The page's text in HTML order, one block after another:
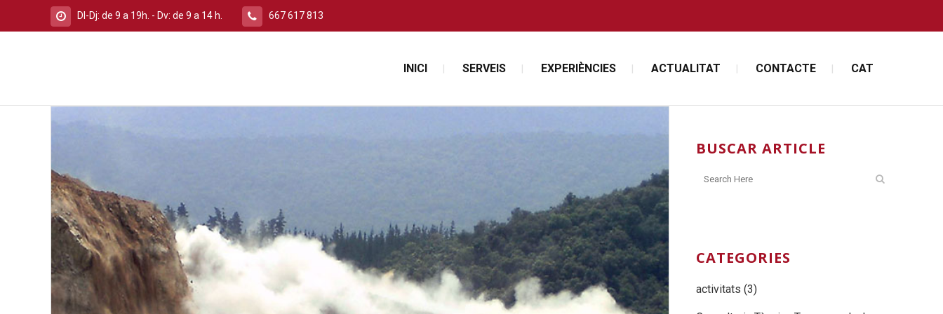
Dl-Dj: de 9 a 19h. - Dv: de 9 a 14 h. 667 617 813
INICI SERVEIS EXPERIÈNCIES ACTUALITAT CONTACTE CAT
BUSCAR ARTICLE
CATEGORIES
activitats (3)